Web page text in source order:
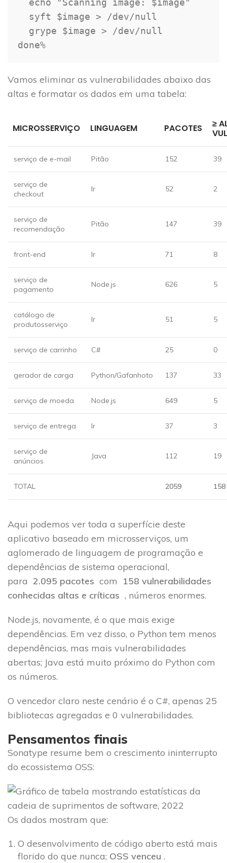
done%
Vamos eliminar as vulnerabilidades abaixo das
altas e formatar os dados em uma tabela:
MICROSSERVIÇO LINGUAGEM PACOTES
≥
serviço de e-mail Pitão 152 39
serviço de
checkout
Ir 52 2
serviço de
recomendação
Pitão 147 39
front-end Ir 71 8
serviço de
pagamento
Node.js 626 5
catálogo de
produtosserviço
Ir 51 5
serviço de carrinho C# 25 0
gerador de carga Python/Gafanhoto 137 33
serviço de moeda Node.js 649 5
serviço de entrega Ir 37 3
serviço de
anúncios
Java 112 19
TOTAL 2059 158
Aqui podemos ver toda a superfície deste
aplicativo baseado em microsserviços, um
aglomerado de linguagem de programação e
dependências de sistema operacional,
para 2.095 pacotes com 158 vulnerabilidades
conhecidas altas e críticas , números enormes.
Node.js, novamente, é o que mais exige
dependências. Em vez disso, o Python tem menos
dependências, mas mais vulnerabilidades
abertas; Java está muito próximo do Python com
os números.
O vencedor claro neste cenário é o C#, apenas 25
bibliotecas agregadas e 0 vulnerabilidades.
Pensamentos finais
Sonatype resume bem o crescimento ininterrupto
do ecossistema OSS:
Os dados mostram que:
O desenvolvimento de código aberto está mais
florido do que nunca; OSS venceu .